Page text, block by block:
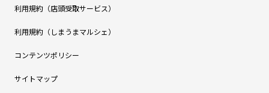
利用規約（店頭受取サービス）
利用規約（しまうまマルシェ）
コンテンツポリシー
サイトマップ